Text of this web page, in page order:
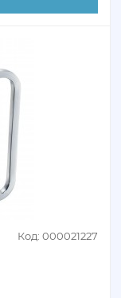
Код: 000021227